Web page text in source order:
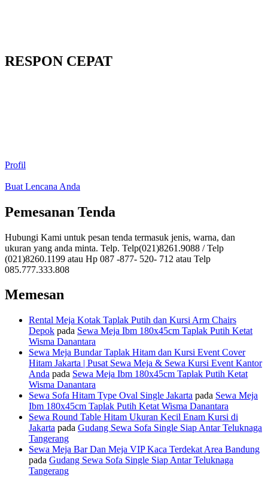
RESPON CEPAT
Profil
Buat Lencana Anda
Pemesanan Tenda
Hubungi Kami untuk pesan tenda termasuk jenis, warna, dan
ukuran yang anda minta. Telp. Telp(021)8261.9088 / Telp
(021)8260.1199 atau Hp 087 -877- 520- 712 atau Telp
085.777.333.808
Memesan
Rental Meja Kotak Taplak Putih dan Kursi Arm Chairs
Depok pada Sewa Meja Ibm 180x45cm Taplak Putih Ketat
Wisma Danantara
Sewa Meja Bundar Taplak Hitam dan Kursi Event Cover
Hitam Jakarta | Pusat Sewa Meja & Sewa Kursi Event Kantor
Anda pada Sewa Meja Ibm 180x45cm Taplak Putih Ketat
Wisma Danantara
Sewa Sofa Hitam Type Oval Single Jakarta pada Sewa Meja
Ibm 180x45cm Taplak Putih Ketat Wisma Danantara
Sewa Round Table Hitam Ukuran Kecil Enam Kursi di
Jakarta pada Gudang Sewa Sofa Single Siap Antar Teluknaga
Tangerang
Sewa Meja Bar Dan Meja VIP Kaca Terdekat Area Bandung
pada Gudang Sewa Sofa Single Siap Antar Teluknaga
Tangerang